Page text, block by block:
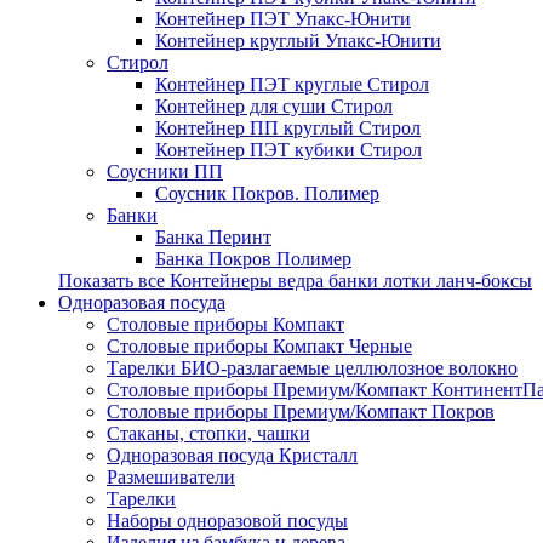
Контейнер ПЭТ Упакс-Юнити
Контейнер круглый Упакс-Юнити
Стирол
Контейнер ПЭТ круглые Стирол
Контейнер для суши Стирол
Контейнер ПП круглый Стирол
Контейнер ПЭТ кубики Стирол
Соусники ПП
Соусник Покров. Полимер
Банки
Банка Перинт
Банка Покров Полимер
Показать все Контейнеры ведра банки лотки ланч-боксы
Одноразовая посуда
Столовые приборы Компакт
Столовые приборы Компакт Черные
Тарелки БИО-разлагаемые целлюлозное волокно
Столовые приборы Премиум/Компакт
Столовые приборы Премиум/Компакт Покров
Стаканы, стопки, чашки
Одноразовая посуда Кристалл
Размешиватели
Тарелки
Наборы одноразовой посуды